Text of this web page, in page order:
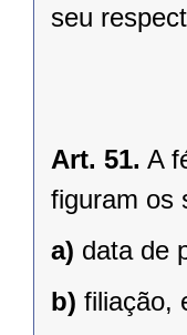
seu
Art. 51. A
figuram os
a) data de
b) filiação,